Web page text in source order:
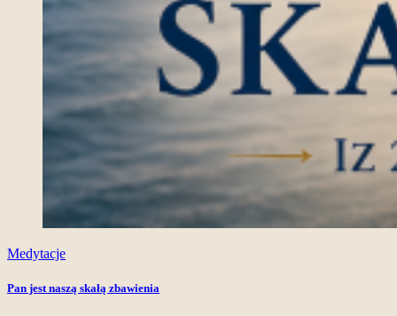
Medytacje
Pan jest naszą skałą zbawienia